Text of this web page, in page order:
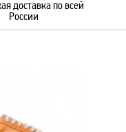
доставка по всей
России